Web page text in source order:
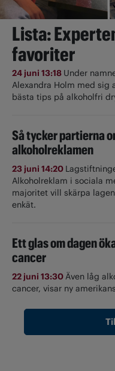
Lista:
favoriter
24 juni 13:18 Under
Alexandra Holm med sig
bästa tips på alkoholfri
Så tycker partierna
alkoholreklamen
23 juni 14:20
Alkoholreklam i sociala
majoritet vill skärpa
enkät.
Ett glas om dagen
cancer
22 juni 13:30Även låg
cancer, visar ny